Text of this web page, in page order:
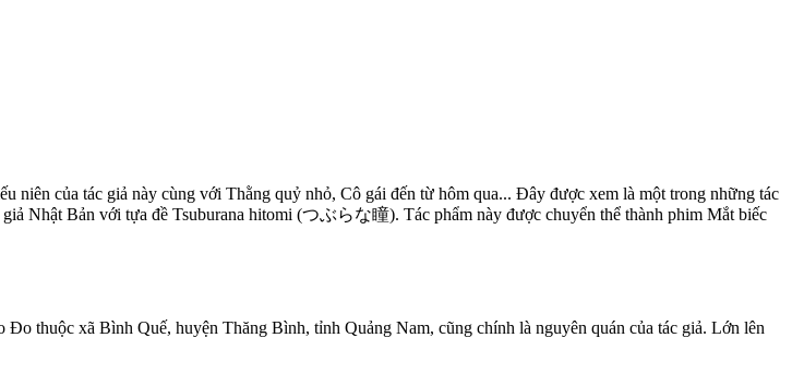
niên của tác giả này cùng với Thằng quỷ nhỏ, Cô gái đến từ hôm qua... Đây được xem là một trong những tác
Nhật Bản với tựa đề Tsuburana hitomi (つぶらな瞳). Tác phẩm này được chuyển thể thành phim Mắt biếc
thuộc xã Bình Quế, huyện Thăng Bình, tỉnh Quảng Nam, cũng chính là nguyên quán của tác giả. Lớn lên